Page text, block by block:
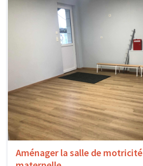
Aménager la salle de motricité